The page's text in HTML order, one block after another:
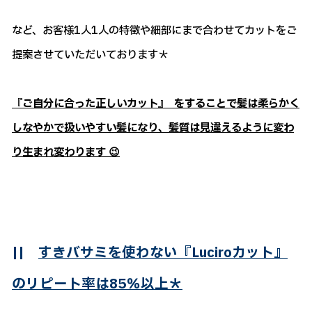
など、お客様1人1人の特徴や細部にまで合わせてカットをご
提案させていただいております＊
『ご自分に合った正しいカット』 をすることで髪は柔らかく
しなやかで扱いやすい髪になり、髪質は見違えるように変わ
り生まれ変わります 😉
|| すきバサミを使わない『Luciroカット』
のリピート率は85％以上＊